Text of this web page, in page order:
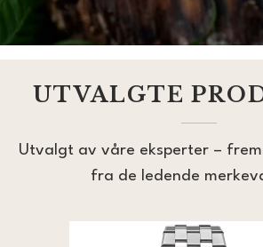
SEIKO
UTVALGTE
Utvalgt av våre eksperter –
fra de ledende